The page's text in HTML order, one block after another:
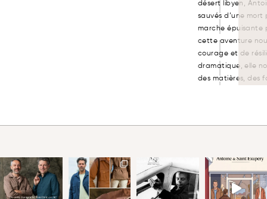
désert libyen,
sauvés d’une
marche épuisante
cette aventure
courage et de
dramatique, elle
des matières, des